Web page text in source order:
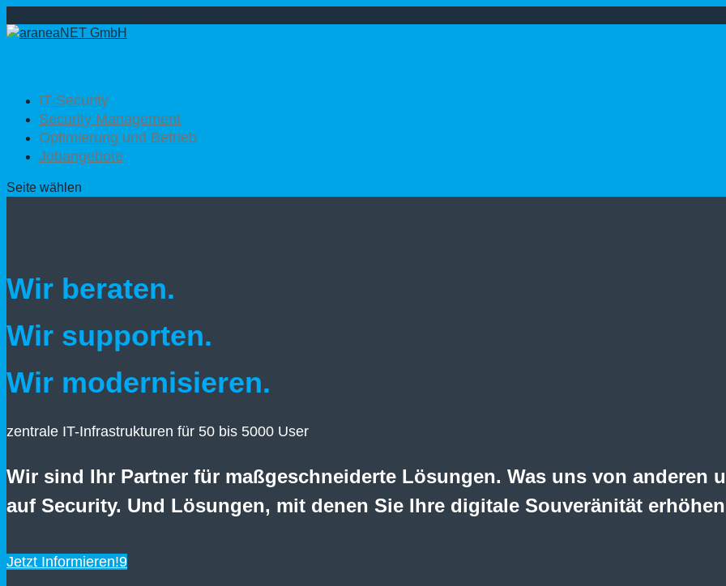
IT-Security
Security Management
Optimierung und Betrieb
Jobangebote
Seite wählen
Wir beraten.
Wir supporten.
Wir modernisieren.
zentrale IT-Infrastrukturen für 50 bis 5000 User
Wir sind Ihr Partner für maßgeschneiderte Lösungen. Was uns von anderen
auf Security. Und Lösungen, mit denen Sie Ihre digitale Souveränität
Jetzt Informieren!